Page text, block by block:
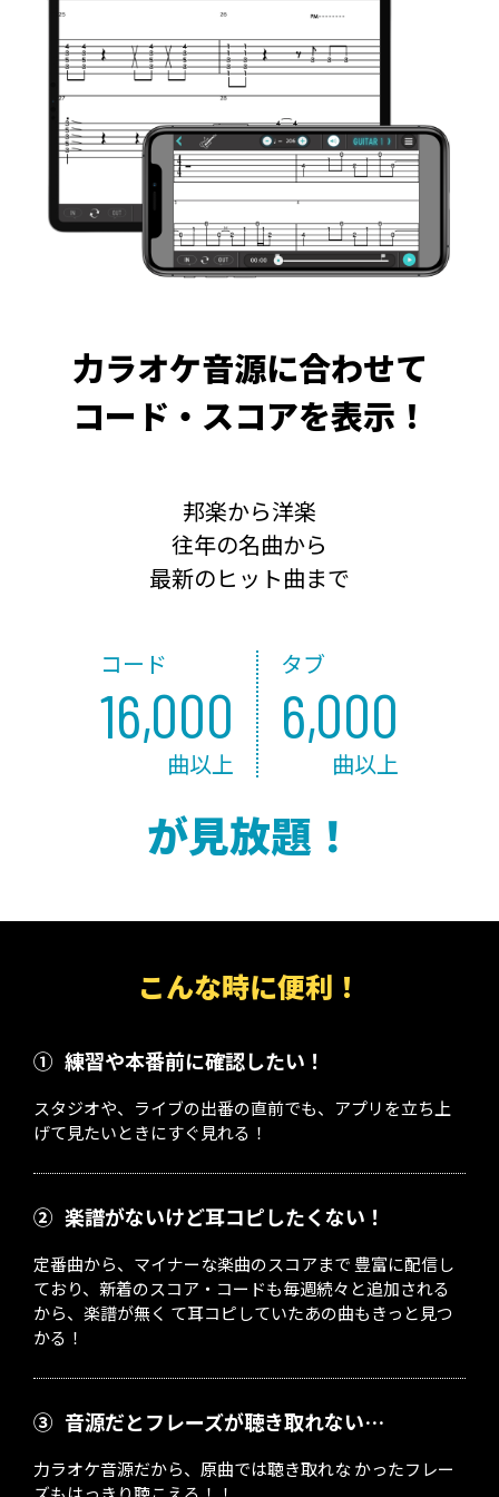
力ラオケ音源に合わせて
コード・スコアを表示！
邦楽から洋楽
往年の名曲から
最新のヒット曲まで
コード
16,000
曲以上
タブ
6,000
曲以上
が見放題！
こんな時に便利！
① 練習や本番前に確認したい！
スタジオや、ライブの出番の直前でも、アプリを立ち上
げて見たいときにすぐ見れる！
② 楽譜がないけど耳コピしたくない！
定番曲から、マイナーな楽曲のスコアまで 豊富に配信し
ており、新着のスコア・コードも毎週続々と追加される
から、楽譜が無く て耳コピしていたあの曲もきっと見つ
かる！
③ 音源だとフレーズが聴き取れない…
力ラオケ音源だから、原曲では聴き取れな かったフレー